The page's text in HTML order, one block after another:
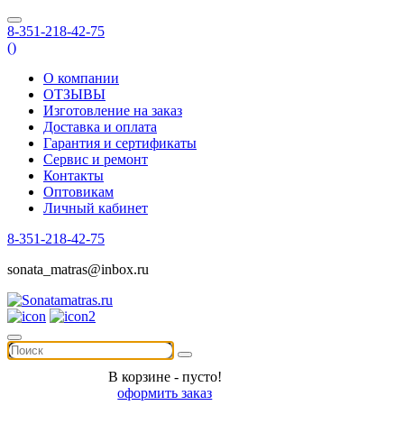
8-351-218-42-75
()
О компании
ОТЗЫВЫ
Изготовление на заказ
Доставка и оплата
Гарантия и сертификаты
Сервис и ремонт
Контакты
Оптовикам
Личный кабинет
8-351-218-42-75
sonata_matras@inbox.ru
В корзине - пусто!
оформить заказ